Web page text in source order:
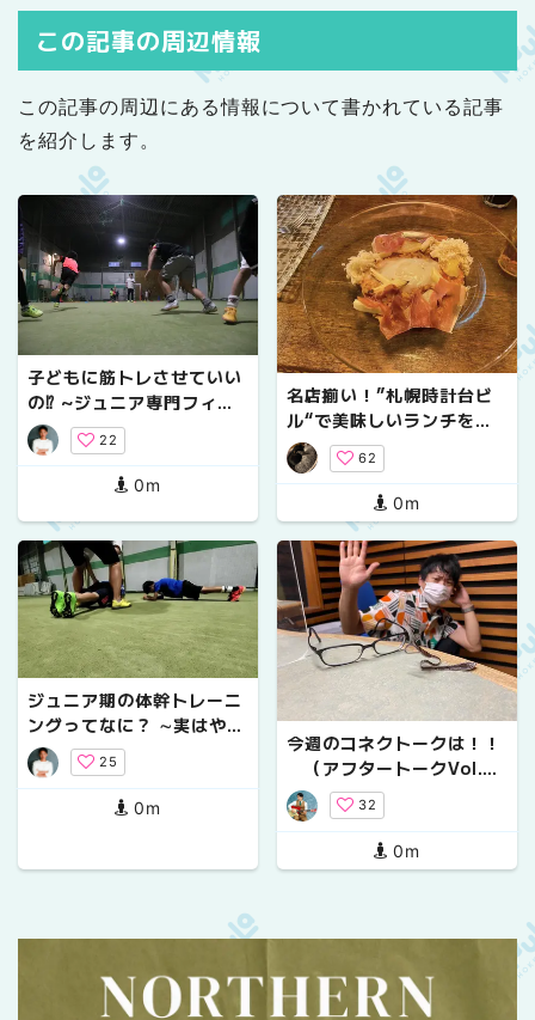
この記事の周辺情報
この記事の周辺にある情報について書かれている記事
を紹介します。
子どもに筋トレさせていい
の⁉ ~ジュニア専門フィジ
カルトレーナーが教える正
しい筋トレ・睡眠・食事の
22
0m
名店揃い！”札幌時計台ビ
ル“で美味しいランチを。
【４選】
62
0m
ジュニア期の体幹トレーニ
ングってなに？ ∼実はやる
だけ無駄なトレーニングが
あった⁉∼
25
0m
今週のコネクトークは！！
（アフタートークVol.
６）
32
0m